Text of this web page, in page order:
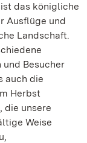
das königliche
Ausflüge und
Landschaft.
und Besucher
auch die
Herbst
die unsere
Weise